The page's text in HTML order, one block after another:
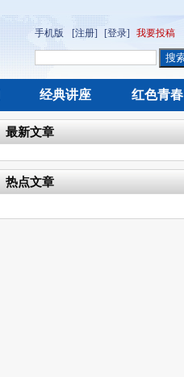
手机版 [注册] [登录] 我要投稿
经典讲座 红色青春
最新文章
热点文章